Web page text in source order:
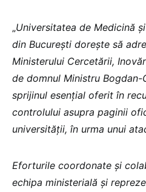
„Universitatea de Medicină
din București dorește să
Ministerului Cercetării,
de domnul Ministru Bogdan-
sprijinul esențial oferit în
controlului asupra paginii
universității, în urma unui
Eforturile coordonate și
echipa ministerială și